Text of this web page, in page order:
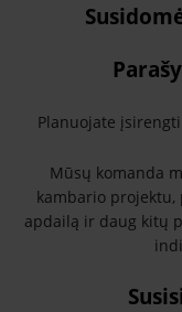
Planuojate
Mūsų komanda
kambario projektu,
apdailą ir daug kitų